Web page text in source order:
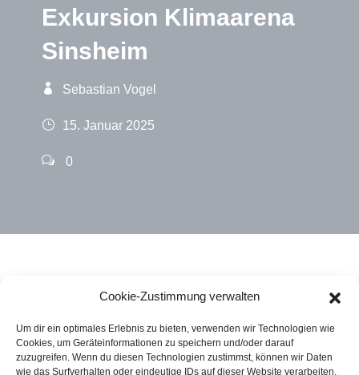
Cookie-Zustimmung verwalten
Um dir ein optimales Erlebnis zu bieten, verwenden wir Technologien wie
Cookies, um Geräteinformationen zu speichern und/oder darauf
zuzugreifen. Wenn du diesen Technologien zustimmst, können wir Daten
wie das Surfverhalten oder eindeutige IDs auf dieser Website verarbeiten.
Exkursion Klimaarena
Sinsheim
Sebastian Vogel
15. Januar 2025
0